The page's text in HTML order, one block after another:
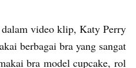
video klip, Katy Perry
berbagai bra yang sangat
bra model cupcake, rol